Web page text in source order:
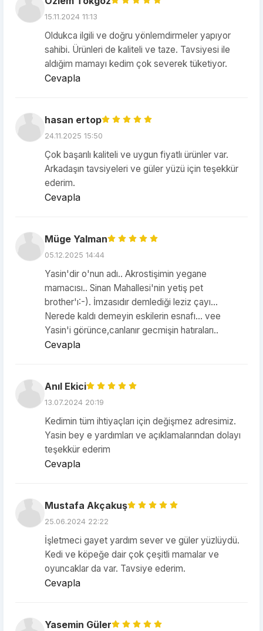
15.11.2024 11:13
Oldukca ilgili ve doğru yönlemdirmeler yapıyor
sahibi. Ürünleri de kaliteli ve taze. Tavsiyesi ile
aldığim mamayı kedim çok severek tüketiyor.
Cevapla
hasan ertop
24.11.2025 15:50
Çok başarılı kaliteli ve uygun fiyatlı ürünler var.
Arkadaşın tavsiyeleri ve güler yüzü için teşekkür
ederim.
Cevapla
Müge Yalman
05.12.2025 14:44
Yasin'dir o'nun adı.. Akrostişimin yegane
mamacısı.. Sinan Mahallesi'nin yetiş pet
brother'ı:-). İmzasıdır demlediği leziz çayı...
Nerede kaldı demeyin eskilerin esnafı... vee
Yasin'i görünce,canlanır gecmişin hatıraları..
Cevapla
Anıl Ekici
13.07.2024 20:19
Kedimin tüm ihtiyaçları için değişmez adresimiz.
Yasin bey e yardımları ve açıklamalarından dolayı
teşekkür ederim
Cevapla
Mustafa Akçakuş
25.06.2024 22:22
İşletmeci gayet yardım sever ve güler yüzlüydü.
Kedi ve köpeğe dair çok çeşitli mamalar ve
oyuncaklar da var. Tavsiye ederim.
Cevapla
Yasemin Güler